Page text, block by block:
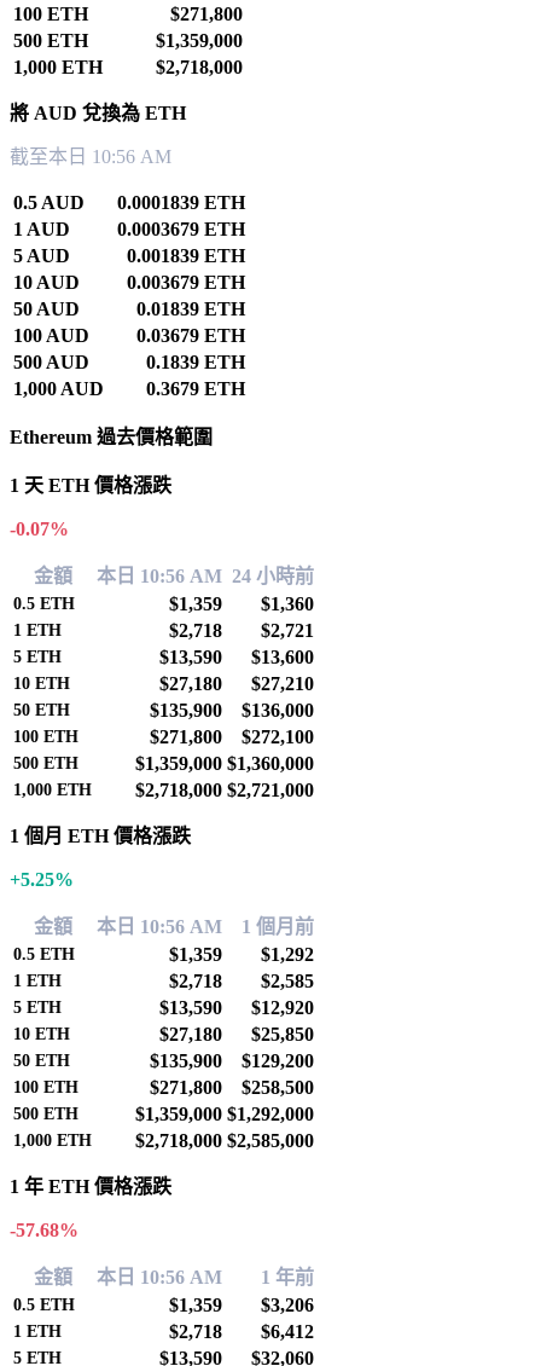
100 ETH
$271,800
500 ETH
$1,359,000
1,000 ETH
$2,718,000
將 AUD 兌換為 ETH
截至本日 10:56 AM
0.5 AUD
0.0001839 ETH
1 AUD
0.0003679 ETH
5 AUD
0.001839 ETH
10 AUD
0.003679 ETH
50 AUD
0.01839 ETH
100 AUD
0.03679 ETH
500 AUD
0.1839 ETH
1,000 AUD
0.3679 ETH
Ethereum 過去價格範圍
1 天 ETH 價格漲跌
-0.07%
金額 本日 10:56 AM 24 小時前
0.5 ETH $1,359 $1,360
1 ETH $2,718 $2,721
5 ETH $13,590 $13,600
10 ETH $27,180 $27,210
50 ETH $135,900 $136,000
100 ETH $271,800 $272,100
500 ETH $1,359,000 $1,360,000
1,000 ETH $2,718,000 $2,721,000
1 個月 ETH 價格漲跌
+5.25%
金額 本日 10:56 AM 1 個月前
0.5 ETH $1,359 $1,292
1 ETH $2,718 $2,585
5 ETH $13,590 $12,920
10 ETH $27,180 $25,850
50 ETH $135,900 $129,200
100 ETH $271,800 $258,500
500 ETH $1,359,000 $1,292,000
1,000 ETH $2,718,000 $2,585,000
1 年 ETH 價格漲跌
-57.68%
金額 本日 10:56 AM 1 年前
0.5 ETH $1,359 $3,206
1 ETH $2,718 $6,412
5 ETH $13,590 $32,060